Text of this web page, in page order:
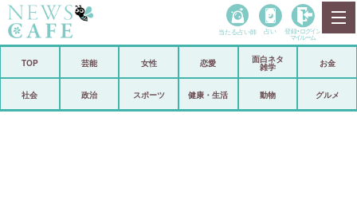
政治
当たる占い師 占い 登録• ログイン
マイルーム
TOP 芸能 女性 恋愛
面白ネタ
雑学
お金
社会 政治 スポーツ 健康・生活 動物 グルメ